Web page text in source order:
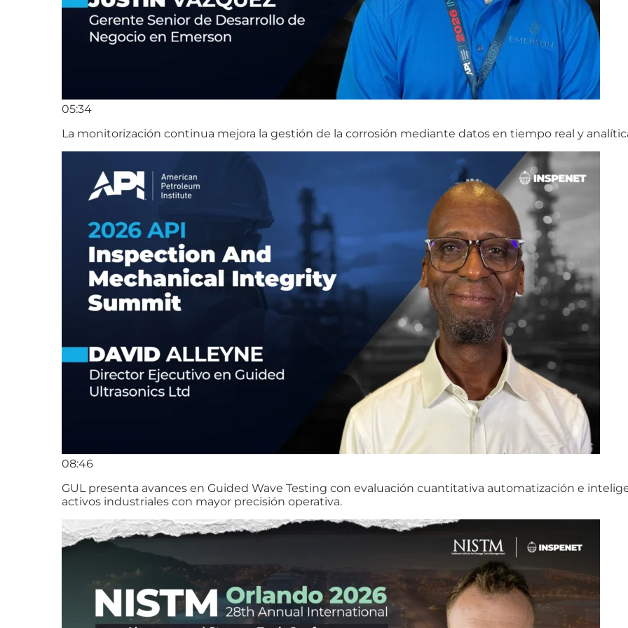
05:34
La monitorización continua mejora la gestión de la corrosión mediante datos en tiempo real y
08:46
GUL presenta avances en Guided Wave Testing con evaluación cuantitativa automatización e
activos industriales con mayor precisión operativa.